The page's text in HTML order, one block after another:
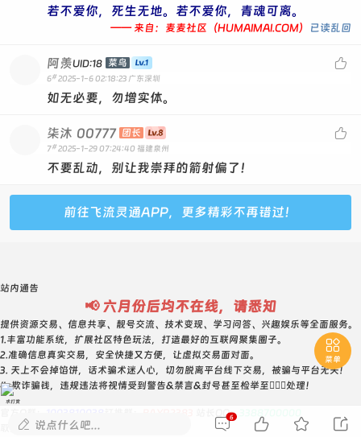
若不爱你，死生无地。若不爱你，青魂可离。
—— 来自：麦麦社区（HUMAIMAI.COM） 已读乱回

阿羡UID:18 菜鸟
6# 2025-1-6 02:18:23 广东深圳
如无必要，勿增实体。

柒沐 00777 团长
7# 2025-1-29 07:24:40 福建泉州
不要乱动，别让我崇拜的箭射偏了！
前往飞流灵通APP，更多精彩不再错过！

菜单
 说点什么吧... 6   
站内通告
📢 六月份后均不在线，请悉知
提供资源交易、信息共享、靓号交流、技术变现、学习问答、兴趣娱乐等全面服务。
1.丰富功能系统，扩展社区特色玩法，打造最好的互联网聚集圈子。
2.准确信息真实交易，安全快捷又方便，让虚拟交易面对面。
3. 天上不会掉馅饼，话术骗术迷人心，切勿脱离平台线下交易，被骗与平台无关！
4. 欺诈骗钱，违规违法将视情受到警告&禁言&封号甚至检举至👮🏻‍♀️处理！
站长QQ：
取消
求打赏